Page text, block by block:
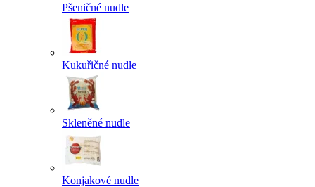
Pšeničné nudle
Kukuřičné nudle
Skleněné nudle
Konjakové nudle